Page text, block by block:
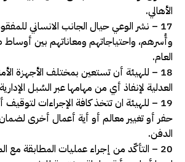
الأهالي.
17 – نشر الوعي حيال الجانب الانساني
وأُسرهم، واحتياجاتهم ومعاناتهم بين أوساط
العام.
18 – للهيئة أن تستعين بمختلف الأجهزة
العدلية لإنفاذ أي من مهامها عبر السُبل
19 – للهيئة ان تتخذ كافة الإجراءات لتوقيف
حفر أو تغيير معالم أو أية أعمال أخرى
الدفن.
20 – التأكّد من إجراء عمليات المطابقة مع